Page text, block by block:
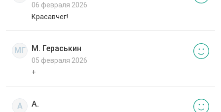
06 февраля 2026
Красавчег!
МГ М. Гераськин
05 февраля 2026
+
А А.